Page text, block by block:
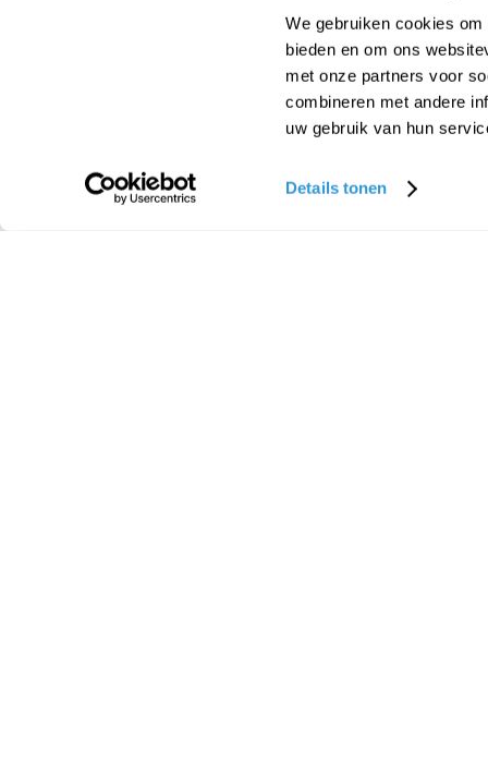
We gebruiken cookies
bieden en om ons
met onze partners voor
combineren met andere
uw gebruik van hun
Details tonen